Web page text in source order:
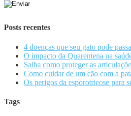
Posts recentes
4 doenças que seu gato pode
O impacto da Quarentena na
Saiba como proteger as
Como cuidar de um cão com a
Os perigos da esporotricose para
Tags